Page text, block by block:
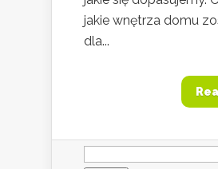
jakie wnętrza domu
dla...
Szukaj: